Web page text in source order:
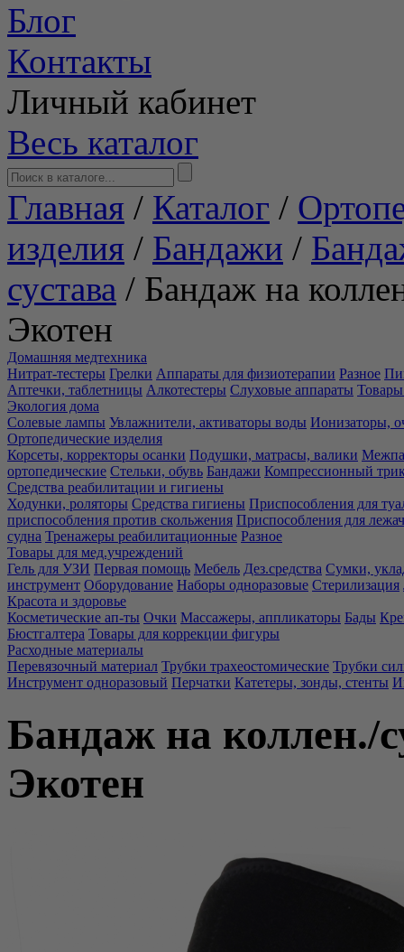
Блог
Контакты
Личный кабинет
Весь каталог
Главная / Каталог /
изделия / Бандажи /
сустава / Бандаж на
Экотен
Домашняя медтехника
Нитрат-тестеры Грелки Аппараты для физиотерапии Разное
Аптечки, таблетницы Алкотестеры Слуховые аппараты Товары
Экология дома
Солевые лампы Увлажнители, активаторы воды Ионизаторы,
Ортопедические изделия
Корсеты, корректоры осанки Подушки, матрасы, валики
ортопедические Стельки, обувь Бандажи Компрессионный
Средства реабилитации и гигиены
Ходунки, роляторы Средства гигиены Приспособления для
приспособления против скольжения Приспособления для
судна Тренажеры реабилитационные Разное
Товары для мед.учреждений
Гель для УЗИ Первая помощь Мебель Дез.средства Сумки,
инструмент Оборудование Наборы одноразовые Стерилизация
Красота и здоровье
Косметические ап-ты Очки Массажеры, аппликаторы Бады
Бюстгалтера Товары для коррекции фигуры
Расходные материалы
Перевязочный материал Трубки трахеостомические Трубки
Инструмент одноразовый Перчатки Катетеры, зонды, стенты
Бандаж на коллен./
Экотен